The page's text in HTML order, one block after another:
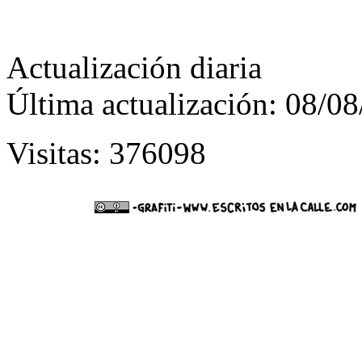
Actualización diaria
Última actualización: 08/
Visitas: 376098